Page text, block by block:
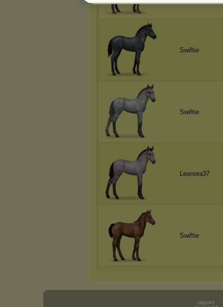
Swiftie
Swiftie
Leonora37
Swiftie